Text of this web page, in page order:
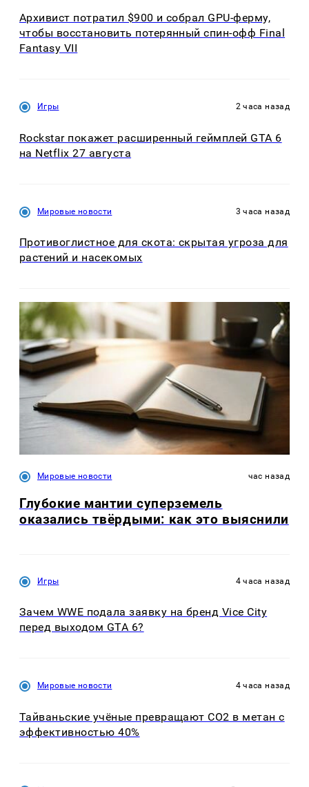
Архивист потратил $900 и собрал GPU-ферму,
чтобы восстановить потерянный спин-офф Final
Fantasy VII
Игры 2 часа назад
Rockstar покажет расширенный геймплей GTA 6
на Netflix 27 августа
Мировые новости 3 часа назад
Противоглистное для скота: скрытая угроза для
растений и насекомых
Мировые новости час назад
Глубокие мантии суперземель
оказались твёрдыми: как это выяснили
Игры 4 часа назад
Зачем WWE подала заявку на бренд Vice City
перед выходом GTA 6?
Мировые новости 4 часа назад
Тайваньские учёные превращают CO2 в метан с
эффективностью 40%